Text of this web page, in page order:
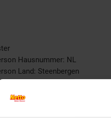
Hausnummer: NL
Land: Steenbergen
Name oder Firma: Textiel
Ort: Mosquitostraat 10,
PLZ: Mosquitostraat
Straße: 10